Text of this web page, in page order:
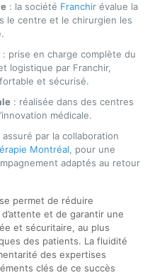
: la société Franchirévalue la
le centre et le chirurgien les
: prise en charge complète du
logistique par Franchir,
et sécurisé.
: réalisée dans des centres
médicale.
par la collaboration
Montréal, pour une
adaptés au retour
permet de réduire
et de garantir une
et sécuritaire, au plus
des patients. La fluidité
des expertises
clés de ce succès